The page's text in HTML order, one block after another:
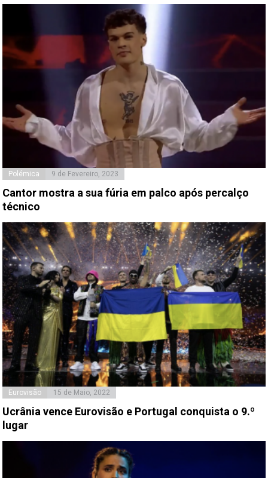
Polémica 9 de Fevereiro, 2023
Cantor mostra a sua fúria em palco após percalço
técnico
Eurovisão 15 de Maio, 2022
Ucrânia vence Eurovisão e Portugal conquista o 9.º
lugar